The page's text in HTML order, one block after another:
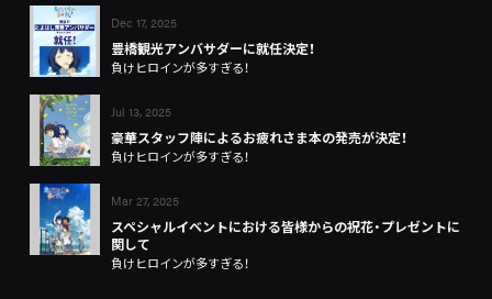
Dec 17, 2025
豊橋観光アンバサダーに就任決定！
負けヒロインが多すぎる！
Jul 13, 2025
豪華スタッフ陣によるお疲れさま本の発売が決定！
負けヒロインが多すぎる！
Mar 27, 2025
スペシャルイベントにおける皆様からの祝花・プレゼントに
関して
負けヒロインが多すぎる！